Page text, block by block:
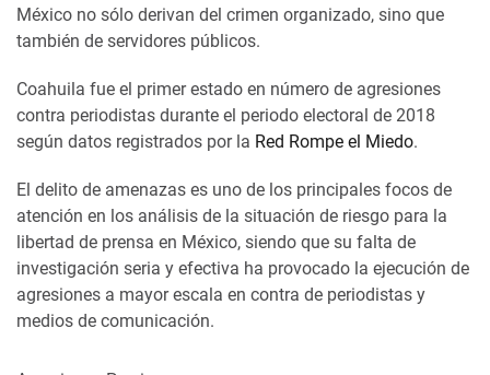
México no sólo derivan del crimen organizado, sino que
también de servidores públicos.
Coahuila fue el primer estado en número de agresiones
contra periodistas durante el periodo electoral de 2018
según datos registrados por la Red Rompe el Miedo.
El delito de amenazas es uno de los principales focos de
atención en los análisis de la situación de riesgo para la
libertad de prensa en México, siendo que su falta de
investigación seria y efectiva ha provocado la ejecución de
agresiones a mayor escala en contra de periodistas y
medios de comunicación.